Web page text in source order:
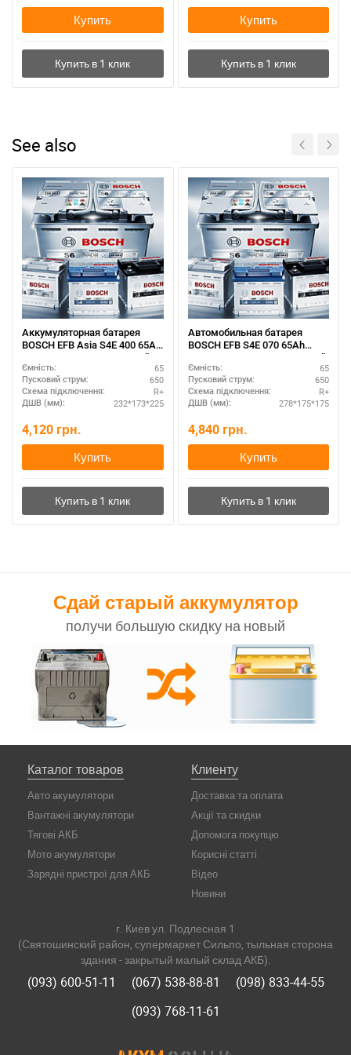
Купить Купить
See also
Аккумуляторная батарея
BOSCH EFB Asia S4E 400 65Ah
полярность R+ – азиатский
стандарт
Ємність: 65
Пусковий струм: 650
Схема підключення: R+
ДШВ (мм): 232*173*225
4,120 грн.
Купить
Автомобильная батарея
BOSCH EFB S4E 070 65Ah
полярность R+ – компактный
размер
Ємність: 65
Пусковий струм: 650
Схема підключення: R+
ДШВ (мм): 278*175*175
4,840 грн.
Купить
Сдай старый аккумулятор
получи большую скидку на новый
Каталог товаров
Авто акумулятори
Вантажні акумулятори
Тягові АКБ
Мото акумулятори
Зарядні пристрої для АКБ
Клиенту
Доставка та оплата
Акції та скидки
Допомога покупцю
Корисні статті
Відео
Новини
г. Киев ул. Подлесная 1
(Святошинский район, супермаркет Сильпо, тыльная сторона
здания - закрытый малый склад АКБ).
(093) 600-51-11 (067) 538-88-81
(098) 833-44-55
(093) 768-11-61